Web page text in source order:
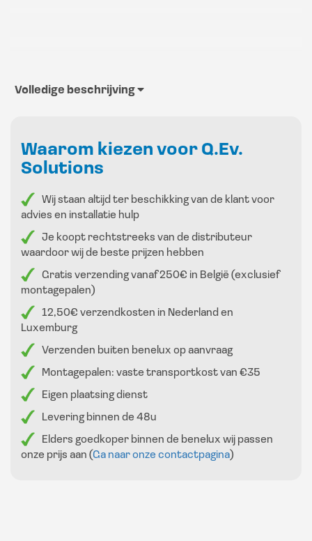
Volledige beschrijving
Waarom kiezen voor Q.Ev.
Solutions
Wij staan altijd ter beschikking van de klant voor
advies en installatie hulp
Je koopt rechtstreeks van de distributeur
waardoor wij de beste prijzen hebben
Gratis verzending vanaf 250€ in België (exclusief
montagepalen)
12,50€ verzendkosten in Nederland en
Luxemburg
Verzenden buiten benelux op aanvraag
Montagepalen: vaste transportkost van €35
Eigen plaatsing dienst
Levering binnen de 48u
Elders goedkoper binnen de benelux wij passen
onze prijs aan (Ga naar onze contactpagina)